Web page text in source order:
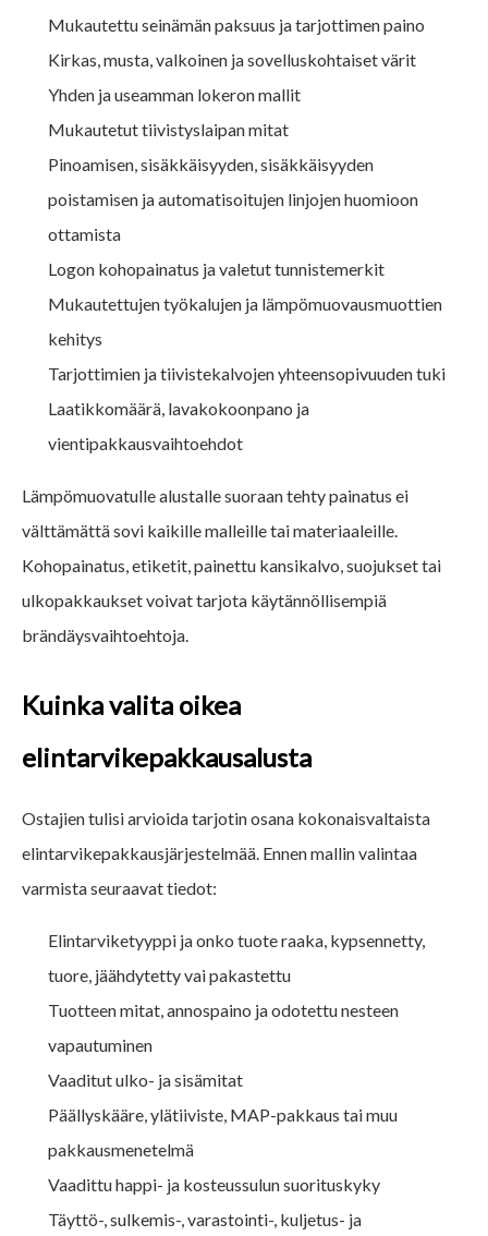
Mukautettu seinämän paksuus ja tarjottimen paino
Kirkas, musta, valkoinen ja sovelluskohtaiset värit
Yhden ja useamman lokeron mallit
Mukautetut tiivistyslaipan mitat
Pinoamisen, sisäkkäisyyden, sisäkkäisyyden
poistamisen ja automatisoitujen linjojen huomioon
ottamista
Logon kohopainatus ja valetut tunnistemerkit
Mukautettujen työkalujen ja lämpömuovausmuottien
kehitys
Tarjottimien ja tiivistekalvojen yhteensopivuuden tuki
Laatikkomäärä, lavakokoonpano ja
vientipakkausvaihtoehdot
Lämpömuovatulle alustalle suoraan tehty painatus ei
välttämättä sovi kaikille malleille tai materiaaleille.
Kohopainatus, etiketit, painettu kansikalvo, suojukset tai
ulkopakkaukset voivat tarjota käytännöllisempiä
brändäysvaihtoehtoja.
Kuinka valita oikea
elintarvikepakkausalusta
Ostajien tulisi arvioida tarjotin osana kokonaisvaltaista
elintarvikepakkausjärjestelmää. Ennen mallin valintaa
varmista seuraavat tiedot:
Elintarviketyyppi ja onko tuote raaka, kypsennetty,
tuore, jäähdytetty vai pakastettu
Tuotteen mitat, annospaino ja odotettu nesteen
vapautuminen
Vaaditut ulko- ja sisämitat
Päällyskääre, ylätiiviste, MAP-pakkaus tai muu
pakkausmenetelmä
Vaadittu happi- ja kosteussulun suorituskyky
Täyttö-, sulkemis-, varastointi-, kuljetus- ja